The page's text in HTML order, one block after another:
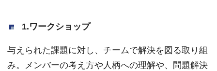
1.ワークショップ
与えられた課題に対し、チームで解決を図る取り組
み。メンバーの考え方や人柄への理解や、問題解決